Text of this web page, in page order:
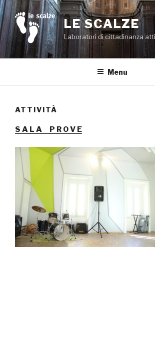
Salta
al
contenuto
LE SCALZE
Laboratori di cittadinanza
Menu
ATTIVITÀ
S A L A P R O V E